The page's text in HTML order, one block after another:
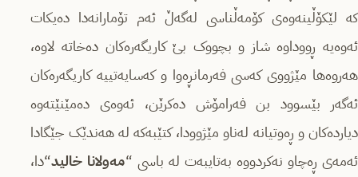
کە لێکۆڵینەوەى کۆمەڵناسى لەگەڵ ئەم تۆمارانەدا دەیکات
ئەوەیە ڕووداوە شاز و بچووک بێ کاریگەرەکان دەخاتە لاوە،
هەروەها مێژووى کەسى فەرمانڕەوا و کەسایەتییە کاریگەرەکان
ئەگەر بێسوود بن فەرامۆش دەکرێن، ئەوەى دەمێنێتەوە
دیاردەکان و ڕەوتیانە لەناو مێژوودا، کتێبەکە لە هەندێک جێگادا
ئەمەى ڕەچاو نەکردووە بەتایبەت لە باسى “مەولانا خالید“دا،